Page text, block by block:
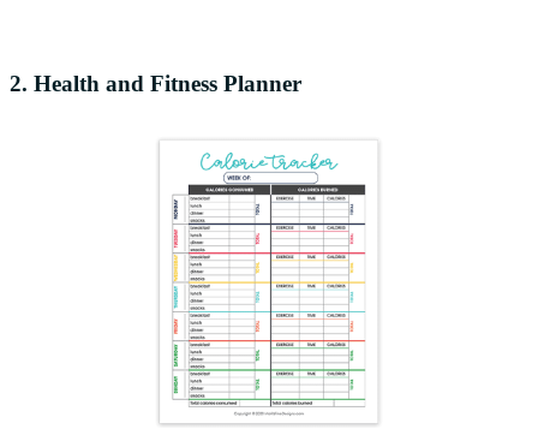
2. Health and Fitness Planner